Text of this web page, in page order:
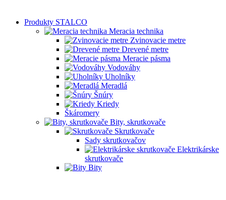
Produkty STALCO
Meracia technika
Zvinovacie metre
Drevené metre
Meracie pásma
Vodováhy
Uholníky
Meradlá
Šnúry
Kriedy
Škáromery
Bity, skrutkovače
Skrutkovače
Sady skrutkovačov
Elektrikárske
skrutkovače
Bity